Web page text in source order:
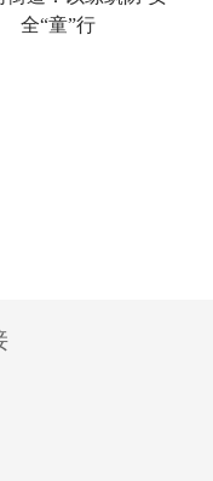
全“童”行